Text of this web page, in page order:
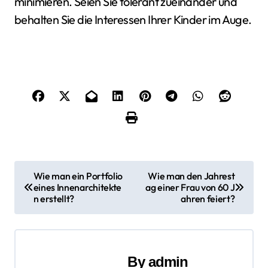
behalten Sie die Interessen Ihrer Kinder im Auge.
i
Wie man ein Portfolio
eines Innenarchitekte
n erstellt?
Wie man den Jahrest
ag einer Frau von 60 J
ahren feiert?
Byadmin